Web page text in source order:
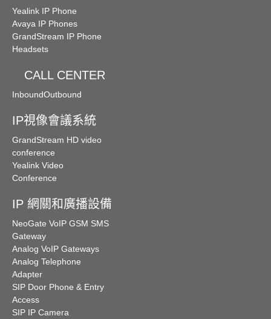
Yealink IP Phone
Avaya IP Phones
GrandStream IP Phone
Headsets
CALL CENTER
InboundOutbound
IP視像會議系統
GrandStream HD video
conference
Yealink Video
Conference
IP 網關和廣播設備
NeoGate VoIP GSM SMS
Gateway
Analog VoIP Gateways
Analog Telephone
Adapter
SIP Door Phone & Entry
Access
SIP IP Camera